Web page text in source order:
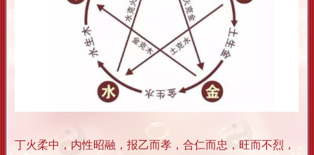
丁火柔中，内性昭融，报乙而孝，合仁而忠，旺而不烈，